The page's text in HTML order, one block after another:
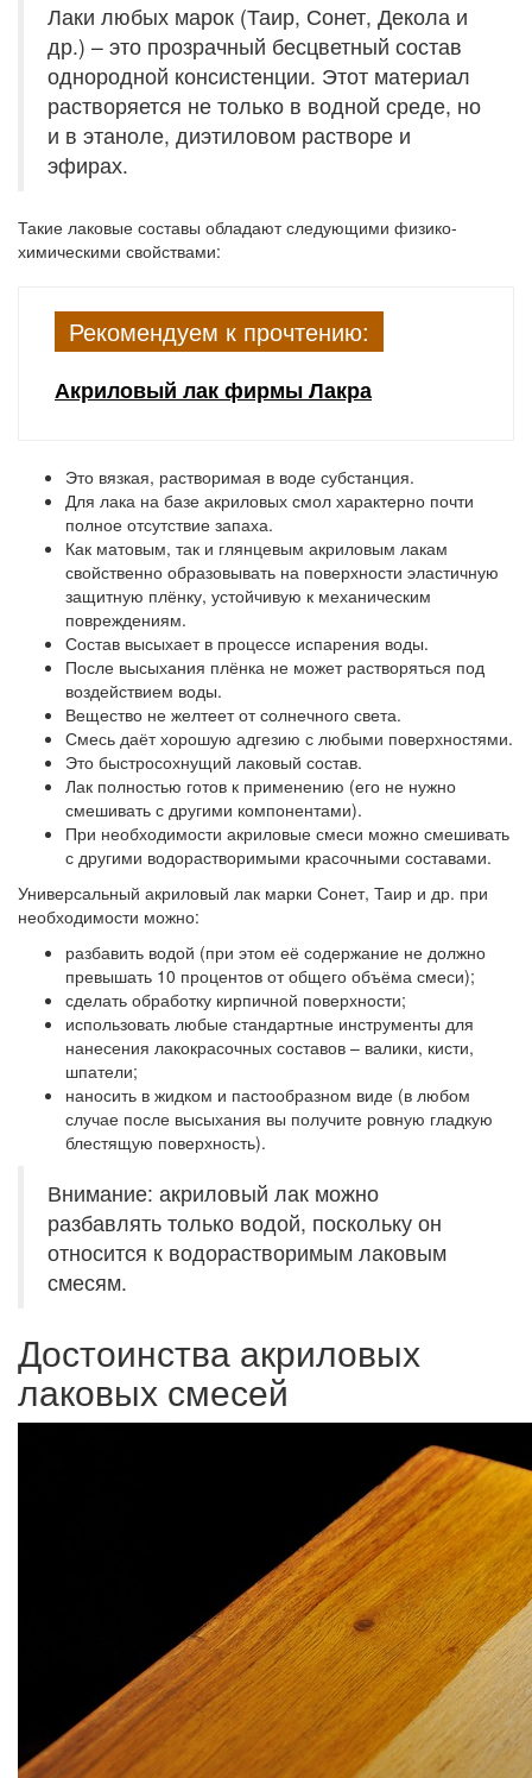
Лаки любых марок (Таир, Сонет, Декола и
др.) – это прозрачный бесцветный состав
однородной консистенции. Этот материал
растворяется не только в водной среде, но
и в этаноле, диэтиловом растворе и
эфирах.
Такие лаковые составы обладают следующими физико-
химическими свойствами:
Рекомендуем к прочтению:
Акриловый лак фирмы Лакра
Это вязкая, растворимая в воде субстанция.
Для лака на базе акриловых смол характерно почти
полное отсутствие запаха.
Как матовым, так и глянцевым акриловым лакам
свойственно образовывать на поверхности эластичную
защитную плёнку, устойчивую к механическим
повреждениям.
Состав высыхает в процессе испарения воды.
После высыхания плёнка не может растворяться под
воздействием воды.
Вещество не желтеет от солнечного света.
Смесь даёт хорошую адгезию с любыми поверхностями.
Это быстросохнущий лаковый состав.
Лак полностью готов к применению (его не нужно
смешивать с другими компонентами).
При необходимости акриловые смеси можно смешивать
с другими водорастворимыми красочными составами.
Универсальный акриловый лак марки Сонет, Таир и др. при
необходимости можно:
разбавить водой (при этом её содержание не должно
превышать 10 процентов от общего объёма смеси);
сделать обработку кирпичной поверхности;
использовать любые стандартные инструменты для
нанесения лакокрасочных составов – валики, кисти,
шпатели;
наносить в жидком и пастообразном виде (в любом
случае после высыхания вы получите ровную гладкую
блестящую поверхность).
Внимание: акриловый лак можно
разбавлять только водой, поскольку он
относится к водорастворимым лаковым
смесям.
Достоинства акриловых
лаковых смесей